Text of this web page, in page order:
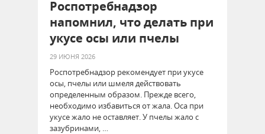
Роспотребнадзор
напомнил, что делать при
укусе осы или пчелы
29 ИЮНЯ 2026
Роспотребнадзор рекомендует при укусе
осы, пчелы или шмеля действовать
определенным образом. Прежде всего,
необходимо избавиться от жала. Оса при
укусе жало не оставляет. У пчелы жало с
зазубринами, …